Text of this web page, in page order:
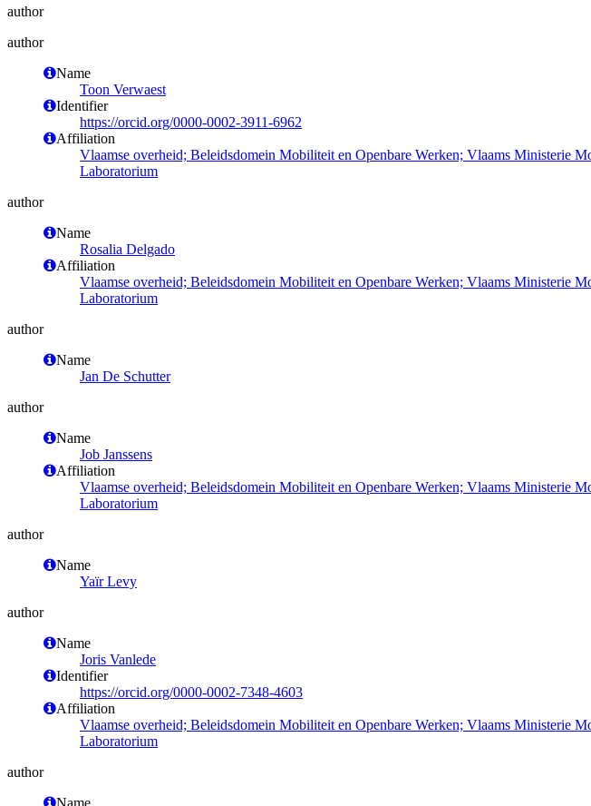
author
author
Name
Toon Verwaest
Identifier
https://orcid.org/0000-0002-3911-6962
Affiliation
Vlaamse overheid; Beleidsdomein Mobiliteit en Openbare Werken; Vlaams Ministerie
Laboratorium
author
Name
Rosalia Delgado
Affiliation
Vlaamse overheid; Beleidsdomein Mobiliteit en Openbare Werken; Vlaams Ministerie
Laboratorium
author
Name
Jan De Schutter
author
Name
Job Janssens
Affiliation
Vlaamse overheid; Beleidsdomein Mobiliteit en Openbare Werken; Vlaams Ministerie
Laboratorium
author
Name
Yaïr Levy
author
Name
Joris Vanlede
Identifier
https://orcid.org/0000-0002-7348-4603
Affiliation
Vlaamse overheid; Beleidsdomein Mobiliteit en Openbare Werken; Vlaams Ministerie
Laboratorium
author
Name